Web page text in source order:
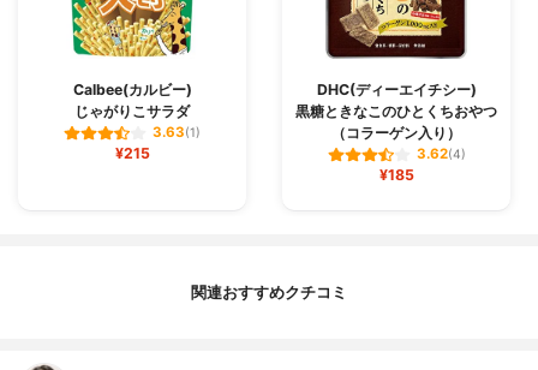
Calbee(カルビー)
じゃがりこサラダ
3.63(1)
¥215
DHC(ディーエイチシー)
黒糖ときなこのひとくちおやつ
（コラーゲン入り）
3.62(4)
¥185
関連おすすめクチコミ